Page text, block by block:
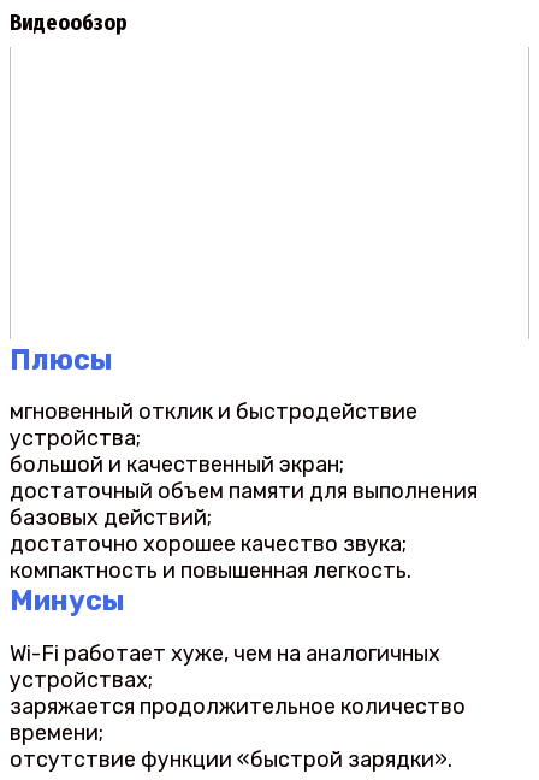
Видеообзор
Плюсы
мгновенный отклик и быстродействие
устройства;
большой и качественный экран;
достаточный объем памяти для выполнения
базовых действий;
достаточно хорошее качество звука;
компактность и повышенная легкость.
Минусы
Wi-Fi работает хуже, чем на аналогичных
устройствах;
заряжается продолжительное количество
времени;
отсутствие функции «быстрой зарядки».